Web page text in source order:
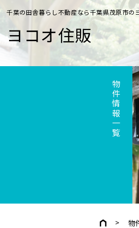
千葉の田舎暮らし不動産なら千葉県茂原市の
ヨコオ住販
物件情報一覧
物